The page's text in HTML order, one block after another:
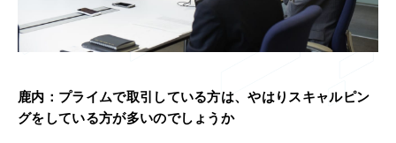
鹿内： プライムで取引している方は、やはりスキャルピン
グをしている方が多いのでしょうか